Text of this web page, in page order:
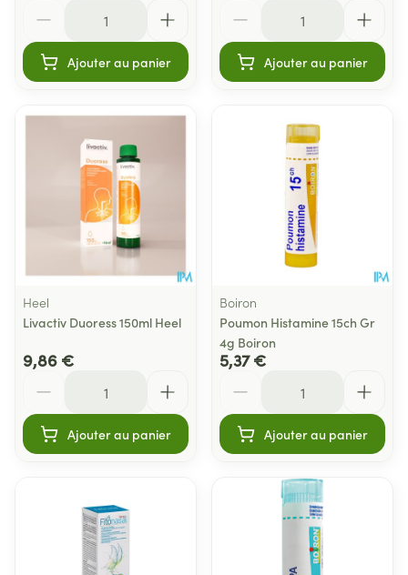
Ajouter au panier Ajouter au panier
Heel
Livactiv Duoress 150ml Heel
9,86 €
Ajouter au panier
Boiron
Poumon Histamine 15ch Gr
4g Boiron
5,37 €
Ajouter au panier